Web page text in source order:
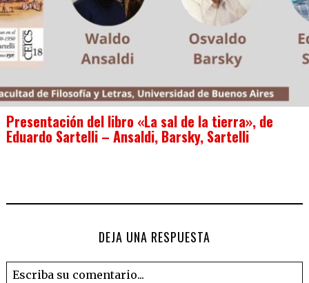
Presentación del libro «La sal de la tierra», de
Eduardo Sartelli – Ansaldi, Barsky, Sartelli
DEJA UNA RESPUESTA